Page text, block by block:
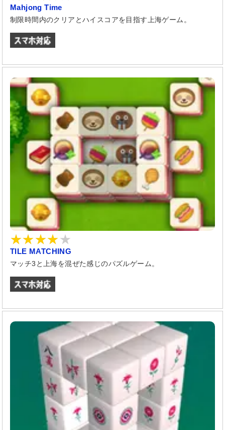
Mahjong Time
制限時間内のクリアとハイスコアを目指す上海ゲーム。
TILE MATCHING
マッチ3と上海を混ぜた感じのパズルゲーム。